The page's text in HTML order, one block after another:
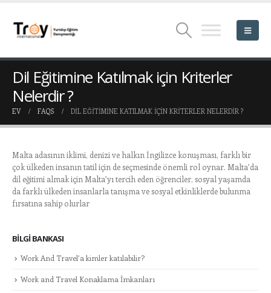
Dil Eğitimine Katılmak için Kriterler
Nelerdir ?
EV FAQS DIL EĞITIMINE KATILMAK IÇIN KRITERLER NELERDIR ?
Malta adasının iklimi, denizi ve halkın İngilizce konuşması, farklı bir
çok ülkeden insanın tatil için de seçmesinde önemli rol oynar. Malta’da
dil eğitimi almak için Malta’yı tercih eden öğrenciler, sosyal yaşamda
da farklı ülkeden insanlarla tanışma ve sosyal etkinliklerde bulunma
fırsatına sahip olurlar
BILGI BANKASI
Work And Travel’a kimler katılabilir?
Work and Travel Konaklama İmkanları